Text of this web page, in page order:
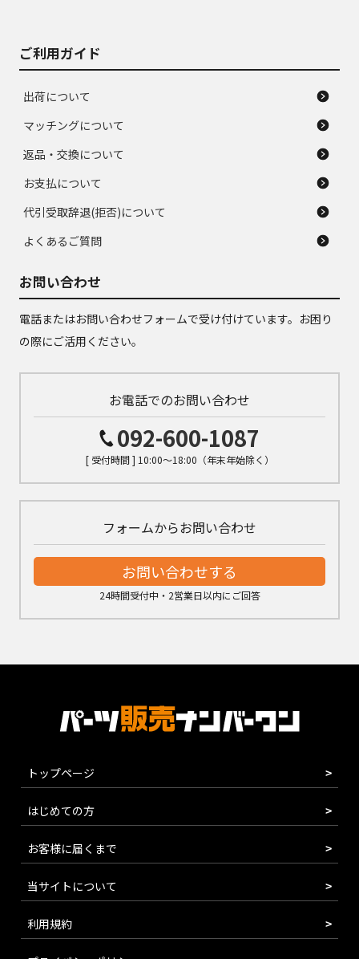
ご利用ガイド
出荷について
マッチングについて
返品・交換について
お支払について
代引受取辞退(拒否)について
よくあるご質問
お問い合わせ
電話またはお問い合わせフォームで受け付けています。お困り
の際にご活用ください。
お電話でのお問い合わせ
092-600-1087
[ 受付時間 ] 10:00～18:00（年末年始除く）
フォームからお問い合わせ
お問い合わせする
24時間受付中・2営業日以内にご回答
トップページ
はじめての方
お客様に届くまで
当サイトについて
利用規約